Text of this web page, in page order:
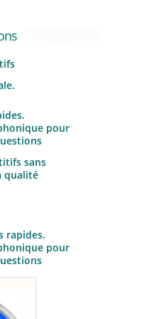
pour
sans
qualité
rapides.
pour